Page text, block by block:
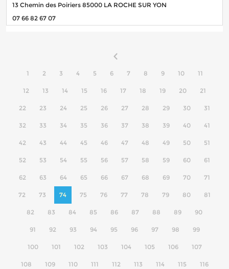
13 Chemin des Poiriers 85000 LA ROCHE SUR YON
07 66 82 67 07
1 2 3 4 5 6 7 8 9 10 11
12 13 14 15 16 17 18 19 20 21
22 23 24 25 26 27 28 29 30 31
32 33 34 35 36 37 38 39 40 41
42 43 44 45 46 47 48 49 50 51
52 53 54 55 56 57 58 59 60 61
62 63 64 65 66 67 68 69 70 71
72 73 74 75 76 77 78 79 80 81
82 83 84 85 86 87 88 89 90
91 92 93 94 95 96 97 98 99
100 101 102 103 104 105 106 107
108 109 110 111 112 113 114 115 116